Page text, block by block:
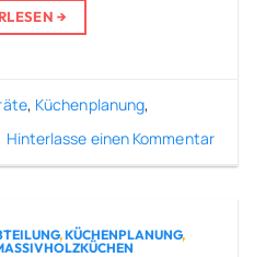
→
, Küchenplanung,
Hinterlasse einen Kommentar
,KÜCHENPLANUNG,